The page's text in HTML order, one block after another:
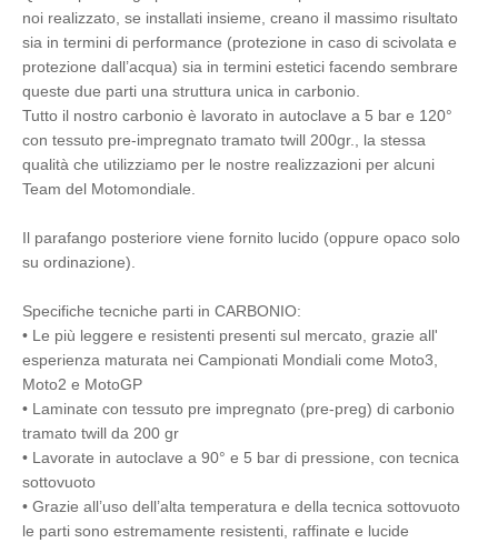
noi realizzato, se installati insieme, creano il massimo risultato
sia in termini di performance (protezione in caso di scivolata e
protezione dall’acqua) sia in termini estetici facendo sembrare
queste due parti una struttura unica in carbonio.
Tutto il nostro carbonio è lavorato in autoclave a 5 bar e 120°
con tessuto pre-impregnato tramato twill 200gr., la stessa
qualità che utilizziamo per le nostre realizzazioni per alcuni
Team del Motomondiale.
Il parafango posteriore viene fornito lucido (oppure opaco solo
su ordinazione).
Specifiche tecniche parti in CARBONIO:
• Le più leggere e resistenti presenti sul mercato, grazie all'
esperienza maturata nei Campionati Mondiali come Moto3,
Moto2 e MotoGP
• Laminate con tessuto pre impregnato (pre-preg) di carbonio
tramato twill da 200 gr
• Lavorate in autoclave a 90° e 5 bar di pressione, con tecnica
sottovuoto
• Grazie all’uso dell’alta temperatura e della tecnica sottovuoto
le parti sono estremamente resistenti, raffinate e lucide